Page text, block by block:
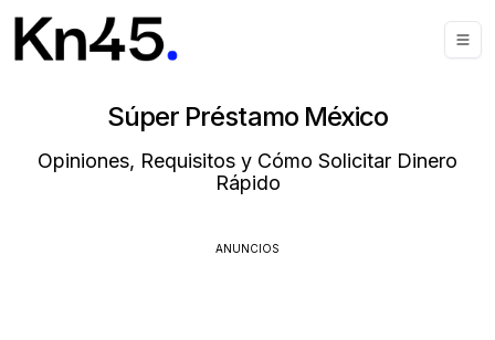
Súper Préstamo México
Opiniones, Requisitos y Cómo Solicitar Dinero
Rápido
ANUNCIOS